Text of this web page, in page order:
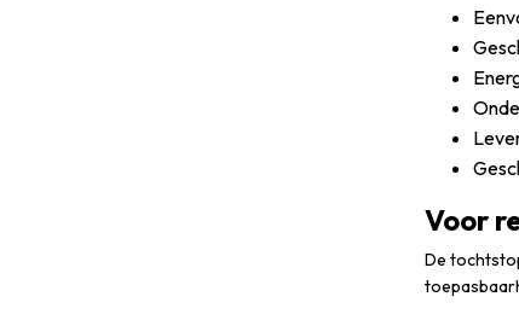
Voor
De